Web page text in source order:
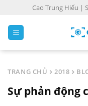
Cao Trung Hiếu |
TRANG CHỦ 2018
Sự phản động